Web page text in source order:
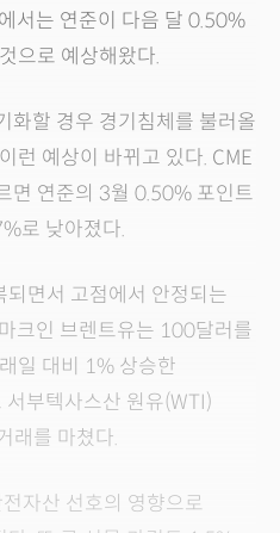
서는 연준이 다음 달 0.50%
으로 예상해왔다.
화할 경우 경기침체를 불러올
런 예상이 바뀌고 있다. CME
면 연준의 3월 0.50% 포인트
로 낮아졌다.
면서 고점에서 안정되는
크인 브렌트유는 100달러를
일 대비 1% 상승한
부텍사스산 원유(WTI)
래를 마쳤다.
자산 선호의 영향으로